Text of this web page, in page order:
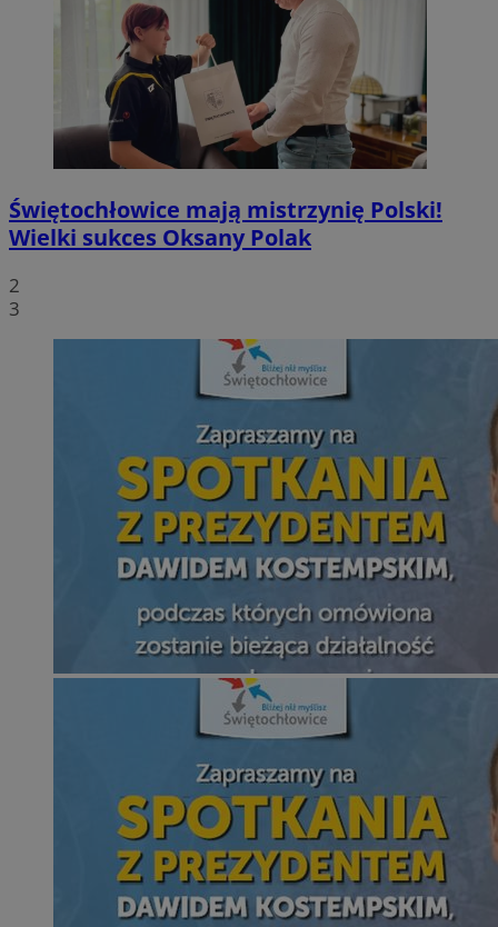
Świętochłowice mają mistrzynię Polski!
Wielki sukces Oksany Polak
2
3